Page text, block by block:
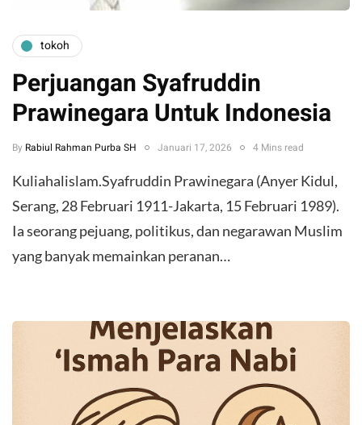
tokoh
Perjuangan Syafruddin
Prawinegara Untuk Indonesia
By Rabiul Rahman Purba SH Januari 17, 2026 4 Mins read
Kuliahalislam.Syafruddin Prawinegara (Anyer Kidul,
Serang, 28 Februari 1911-Jakarta, 15 Februari 1989).
Ia seorang pejuang, politikus, dan negarawan Muslim
yang banyak memainkan peranan…